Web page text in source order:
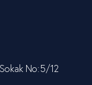
No:5/12